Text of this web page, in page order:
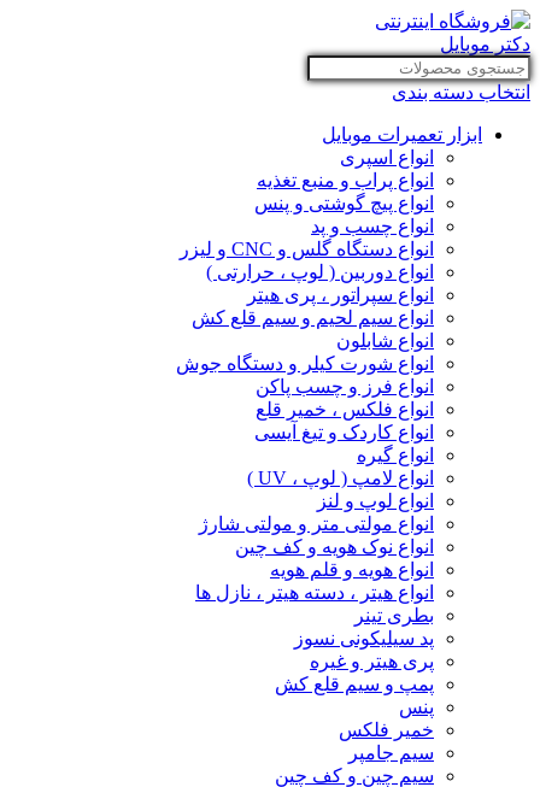
انتخاب دسته بندی
ابزار تعمیرات موبایل
انواع اسپری
انواع پراب و منبع تغذیه
انواع پیچ گوشتی و پنس
انواع چسب و پد
انواع دستگاه گلس و CNC و لیزر
انواع دوربین ( لوپ ، حرارتی )
انواع سپراتور ، پری هیتر
انواع سیم لحیم و سیم قلع کش
انواع شابلون
انواع شورت کیلر و دستگاه جوش
انواع فرز و چسب پاکن
انواع فلکس ، خمیر قلع
انواع کاردک و تیغ آیسی
انواع گیره
انواع لامپ ( لوپ ، UV )
انواع لوپ و لنز
انواع مولتی متر و مولتی شارژ
انواع نوک هویه و کف چین
انواع هویه و قلم هویه
انواع هیتر ، دسته هیتر ، نازل ها
بطری تینر
پد سیلیکونی نسوز
پری هیتر و غیره
پمپ و سیم قلع کش
پنس
خمیر فلکس
سیم جامپر
سیم چین و کف چین